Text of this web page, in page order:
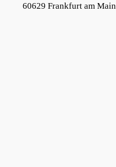
60629 Frankfurt am Main